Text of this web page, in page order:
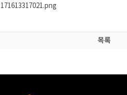
목록